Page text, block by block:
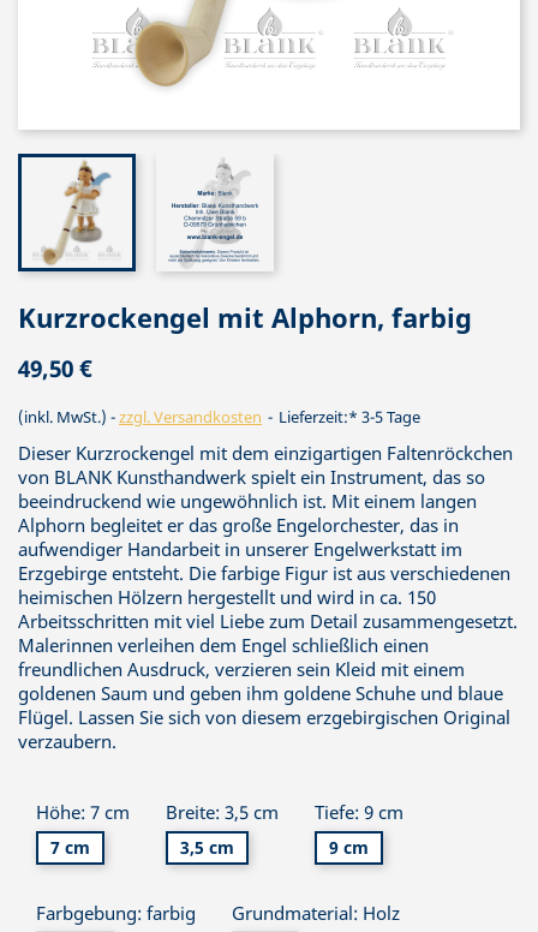
Kurzrockengel mit Alphorn, farbig
49,50 €
(inkl. MwSt.) zzgl. Versandkosten Lieferzeit:* 3-5 Tage
Dieser Kurzrockengel mit dem einzigartigen Faltenröckchen
von BLANK Kunsthandwerk spielt ein Instrument, das so
beeindruckend wie ungewöhnlich ist. Mit einem langen
Alphorn begleitet er das große Engelorchester, das in
aufwendiger Handarbeit in unserer Engelwerkstatt im
Erzgebirge entsteht. Die farbige Figur ist aus verschiedenen
heimischen Hölzern hergestellt und wird in ca. 150
Arbeitsschritten mit viel Liebe zum Detail zusammengesetzt.
Malerinnen verleihen dem Engel schließlich einen
freundlichen Ausdruck, verzieren sein Kleid mit einem
goldenen Saum und geben ihm goldene Schuhe und blaue
Flügel. Lassen Sie sich von diesem erzgebirgischen Original
verzaubern.
Höhe: 7 cm
7 cm
Breite: 3,5 cm
3,5 cm
Tiefe: 9 cm
9 cm
Farbgebung: farbig Grundmaterial: Holz